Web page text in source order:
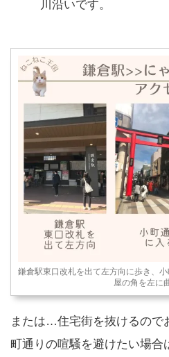
川沿いです。
鎌倉駅東口改札を出て左方向に歩き、
屋の角を左に
または…住宅街を抜けるので
町通りの喧騒を避けたい場合